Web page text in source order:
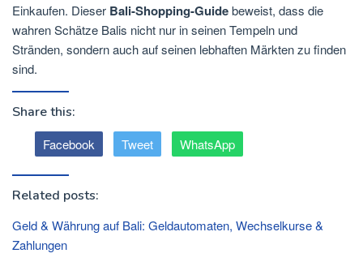
Einkaufen. Dieser Bali-Shopping-Guidebeweist, dass die
wahren Schätze Balis nicht nur in seinen Tempeln und
Stränden, sondern auch auf seinen lebhaften Märkten zu finden
sind.
Share this:
Facebook Tweet WhatsApp
Related posts:
Geld & Währung auf Bali: Geldautomaten, Wechselkurse &
Zahlungen